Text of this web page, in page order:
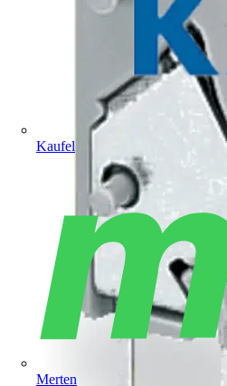
Kaufel
Merten